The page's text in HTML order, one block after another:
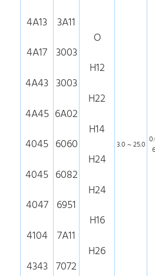
4A13
4A17
4A43
4A45
4045
4045
4047
4104
4343
3A11
3003
3003
6A02
6060
6082
6951
7A11
7072
O
H12
H22
H14
H24
H24
H16
H26
3.0 ~ 25.0